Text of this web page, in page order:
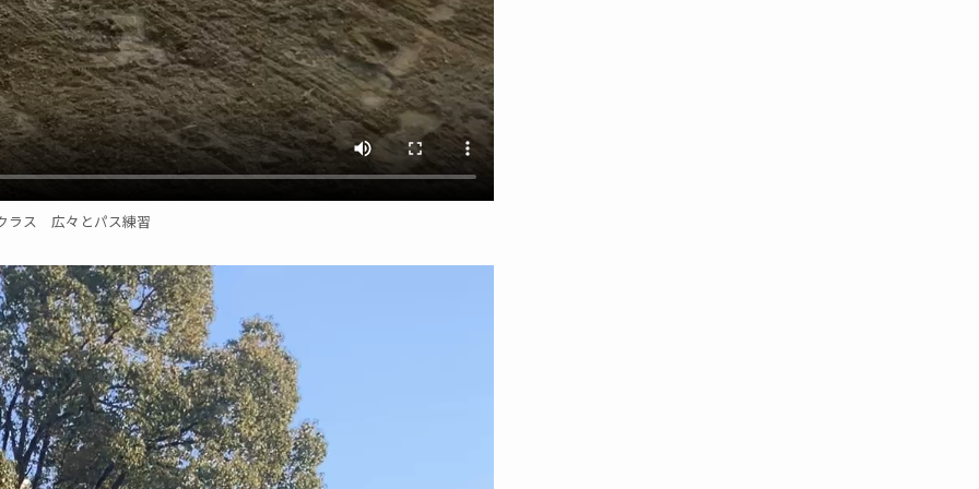
ラス 広々とパス練習